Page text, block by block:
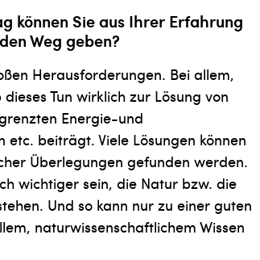
können Sie aus Ihrer Erfahrung
Weg geben?
Herausforderungen. Bei allem,
Tun wirklich zur Lösung von
Energie-und
beiträgt. Viele Lösungen können
Überlegungen gefunden werden.
wichtiger sein, die Natur bzw. die
Und so kann nur zu einer guten
naturwissenschaftlichem Wissen